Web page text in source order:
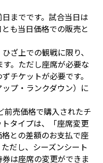
までです。試合当日は
も当日価格での販売と
ざ上での観戦に限り、
。ただし座席が必要な
チケットが必要です。
プ・ランクダウン）に
売価格で購入されたチ
タイプは、「座席変更
との差額のお支払で座
だし、シーズンシート
は座席の変更ができま